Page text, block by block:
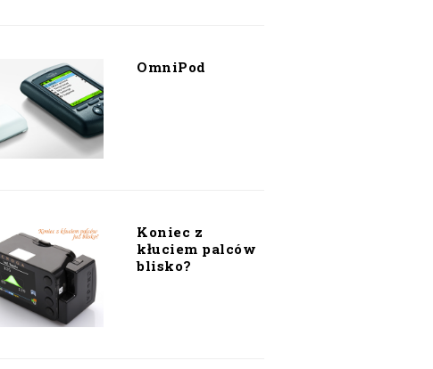
OmniPod
Koniec z
kłuciem palców
blisko?